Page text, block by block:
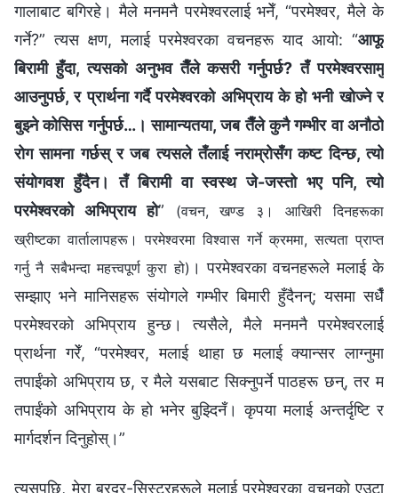
गालाबाट बगिरहे। मैले मनमनै परमेश्‍वरलाई भनेँ, “परमेश्‍वर, मैले के
गर्ने?” त्यस क्षण, मलाई परमेश्‍वरका वचनहरू याद आयो: “आफू
बिरामी हुँदा, त्यसको अनुभव तैँले कसरी गर्नुपर्छ? तँ परमेश्‍वरसामु
आउनुपर्छ, र प्रार्थना गर्दै परमेश्‍वरको अभिप्राय के हो भनी खोज्‍ने र
बुझ्ने कोसिस गर्नुपर्छ…। सामान्यतया, जब तैँले कुनै गम्भीर वा अनौठो
रोग सामना गर्छस् र जब त्यसले तँलाई नराम्रोसँग कष्ट दिन्छ, त्यो
संयोगवश हुँदैन। तँ बिरामी वा स्वस्थ जे-जस्तो भए पनि, त्यो
परमेश्‍वरको अभिप्राय हो” (वचन, खण्ड ३। आखिरी दिनहरूका
ख्रीष्टका वार्तालापहरू। परमेश्‍वरमा विश्‍वास गर्ने क्रममा, सत्यता प्राप्त
गर्नु नै सबैभन्दा महत्त्वपूर्ण कुरा हो) । परमेश्‍वरका वचनहरूले मलाई के
सम्झाए भने मानिसहरू संयोगले गम्भीर बिमारी हुँदैनन्; यसमा सधैँ
परमेश्‍वरको अभिप्राय हुन्छ। त्यसैले, मैले मनमनै परमेश्‍वरलाई
प्रार्थना गरेँ, “परमेश्‍वर, मलाई थाहा छ मलाई क्यान्सर लाग्नुमा
तपाईंको अभिप्राय छ, र मैले यसबाट सिक्नुपर्ने पाठहरू छन्, तर म
तपाईंको अभिप्राय के हो भनेर बुझ्दिनँ। कृपया मलाई अन्तर्दृष्टि र
मार्गदर्शन दिनुहोस्।”
त्यसपछि, मेरा ब्रदर-सिस्टरहरूले मलाई परमेश्‍वरका वचनको एउटा